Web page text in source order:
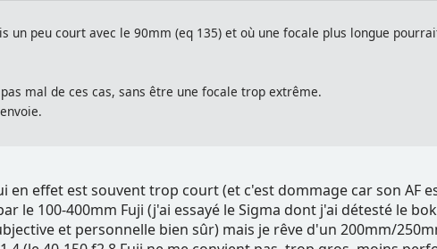
un peu court avec le 90mm (eq 135) et où une focale plus longue
mal de ces cas, sans être une focale trop extrême.
en effet est souvent trop court (et c'est dommage car son AF
le 100-400mm Fuji (j'ai essayé le Sigma dont j'ai détesté le
et personnelle bien sûr) mais je rêve d'un 200mm/